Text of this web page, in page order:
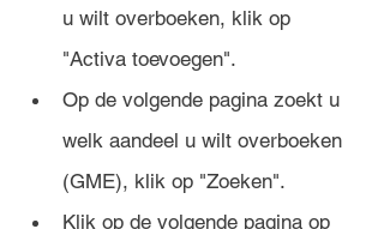
u wilt overboeken, klik op
"Activa toevoegen".
Op de volgende pagina zoekt u
welk aandeel u wilt overboeken
(GME), klik op "Zoeken".
Klik op de volgende pagina op